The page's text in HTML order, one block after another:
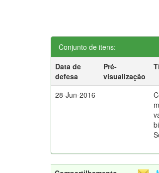
Conjunto de itens:
Data de
defesa
Pré-
visualização
28-Jun-2016